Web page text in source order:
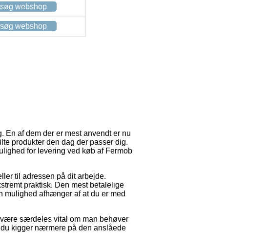
webshop
webshop
En af dem der er mest anvendt er nu
produkter den dag der passer dig.
for levering ved køb af Fermob
til adressen på dit arbejde.
praktisk. Den mest betalelige
mulighed afhænger af at du er med
særdeles vital om man behøver
kigger nærmere på den anslåede